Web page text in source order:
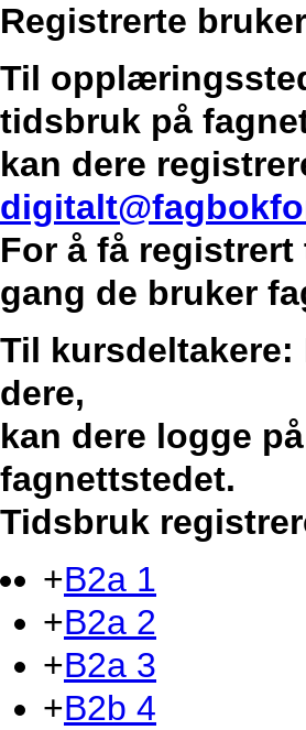
Registrerte
Til
tidsbruk på
kan dere
For å få
gang de bruker
Til
dere,
kan dere logge
fagnettstedet.
Tidsbruk
+B2a 1
+B2a 2
+B2a 3
+B2b 4